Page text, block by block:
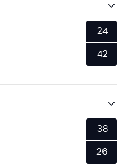
24
42
38
26